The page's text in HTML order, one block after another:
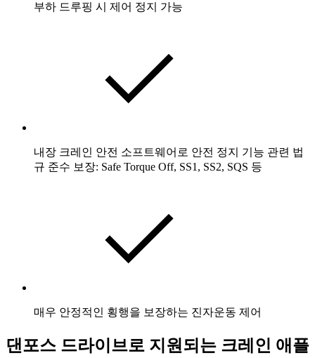
부하 드루핑 시 제어 정지 가능
내장 크레인 안전 소프트웨어로 안전 정지 기능 관련 법
규 준수 보장: Safe Torque Off, SS1, SS2, SQS 등
매우 안정적인 횡행을 보장하는 진자운동 제어
댄포스 드라이브로 지원되는 크레인 애플